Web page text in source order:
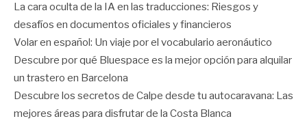
La cara oculta de la IA en las traducciones: Riesgos y
desafíos en documentos oficiales y financieros
Volar en español: Un viaje por el vocabulario aeronáutico
Descubre por qué Bluespace es la mejor opción para alquilar
un trastero en Barcelona
Descubre los secretos de Calpe desde tu autocaravana: Las
mejores áreas para disfrutar de la Costa Blanca